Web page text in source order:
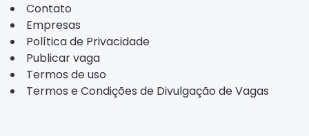
Contato
Empresas
Política de Privacidade
Publicar vaga
Termos de uso
Termos e Condições de Divulgação de Vagas